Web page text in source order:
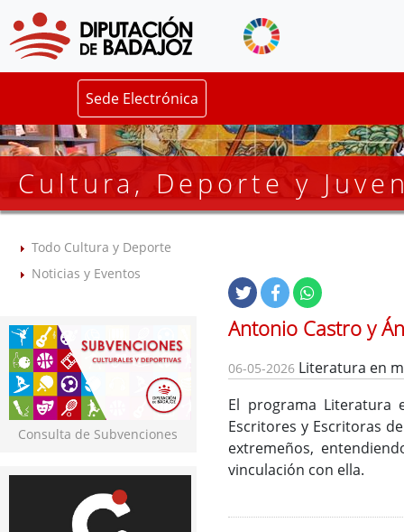
Sede Electrónica
Cultura, Deporte y
Todo Cultura y Deporte
Noticias y Eventos
Consulta de Subvenciones
Antonio Castro y
06-05-2026 Literatura en
El programa Literatura
Escritores y Escritoras
extremeños,
vinculación con ella.